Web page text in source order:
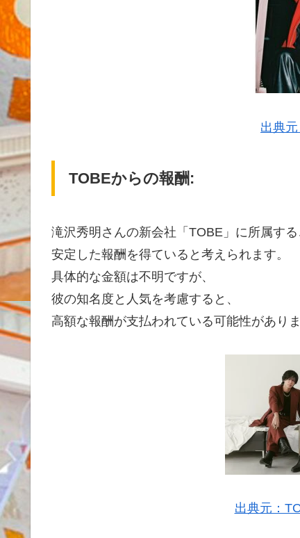
出典元
TOBEからの報酬:
滝沢秀明さんの新会社「TOBE」に所属する
安定した報酬を得ていると考えられます。
具体的な金額は不明ですが、
彼の知名度と人気を考慮すると、
高額な報酬が支払われている可能性がありま
出典元：